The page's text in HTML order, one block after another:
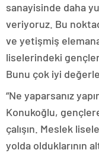
sanayisinde daha
veriyoruz. Bu
ve yetişmiş
liselerindeki
Bunu çok iyi
“Ne yaparsanız
Konukoğlu,
çalışın. Meslek
yolda olduklarının